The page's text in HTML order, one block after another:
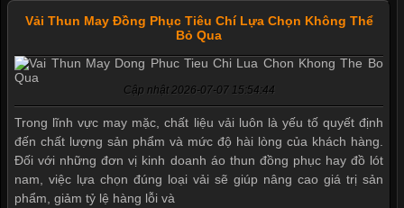
Vải Thun May Đồng Phục Tiêu Chí Lựa Chọn Không Thể
Bỏ Qua
Cập nhật 2026-07-07 15:54:44
Trong lĩnh vực may mặc, chất liệu vải luôn là yếu tố quyết định
đến chất lượng sản phẩm và mức độ hài lòng của khách hàng.
Đối với những đơn vị kinh doanh áo thun đồng phục hay đồ lót
nam, việc lựa chọn đúng loại vải sẽ giúp nâng cao giá trị sản
phẩm, giảm tỷ lệ hàng lỗi và